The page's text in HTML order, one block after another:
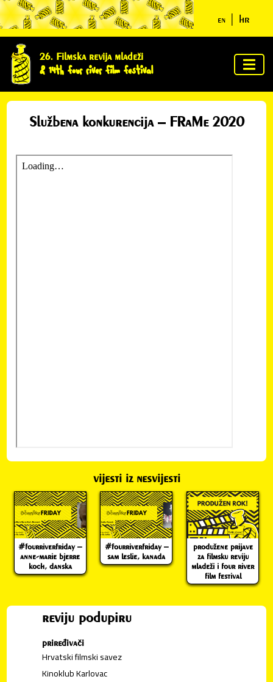
en| hr
26. Filmska revija mladeži
& 14th four river film festival
početna
o
festivalu
žiri i
program
Službena konkurencija – FRaMe 2020
vijesti iz nesvijesti
#fourriverfriday –
anne-marie bjerre
koch, danska
#fourriverfriday –
sam leslie, kanada
produžene prijave
za filmsku reviju
mladeži i four river
film festival
reviju podupiru
priređivači
Hrvatski filmski savez
Kinoklub Karlovac